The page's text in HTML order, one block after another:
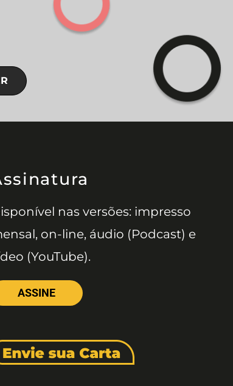
nas versões: impresso
on-line, áudio (Podcast) e
(YouTube).
ASSINE